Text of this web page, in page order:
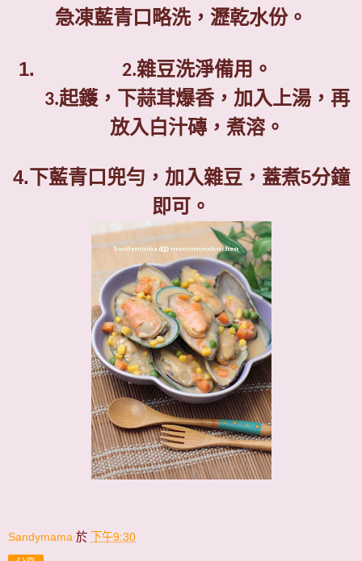
急凍藍青口略洗，瀝乾水份。
2.雜豆洗淨備用。
3.起鑊，下蒜茸爆香，加入上湯，再
放入白汁磚，煮溶。
4.下藍青口兜勻，加入雜豆，蓋煮5分鐘
即可。
Sandymama 於 下午9:30